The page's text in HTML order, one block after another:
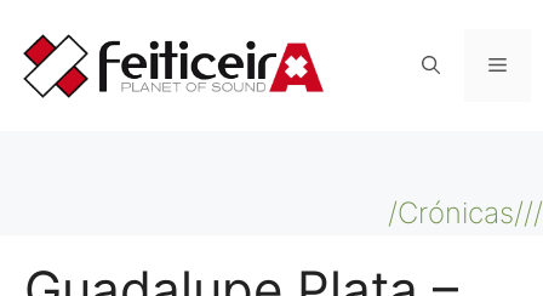
contenido
/Crónicas///